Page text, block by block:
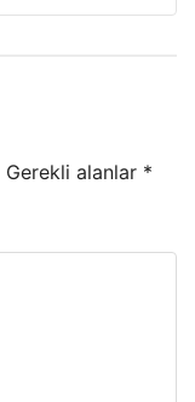
Gerekli alanlar *